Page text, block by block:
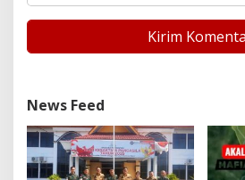
News Feed